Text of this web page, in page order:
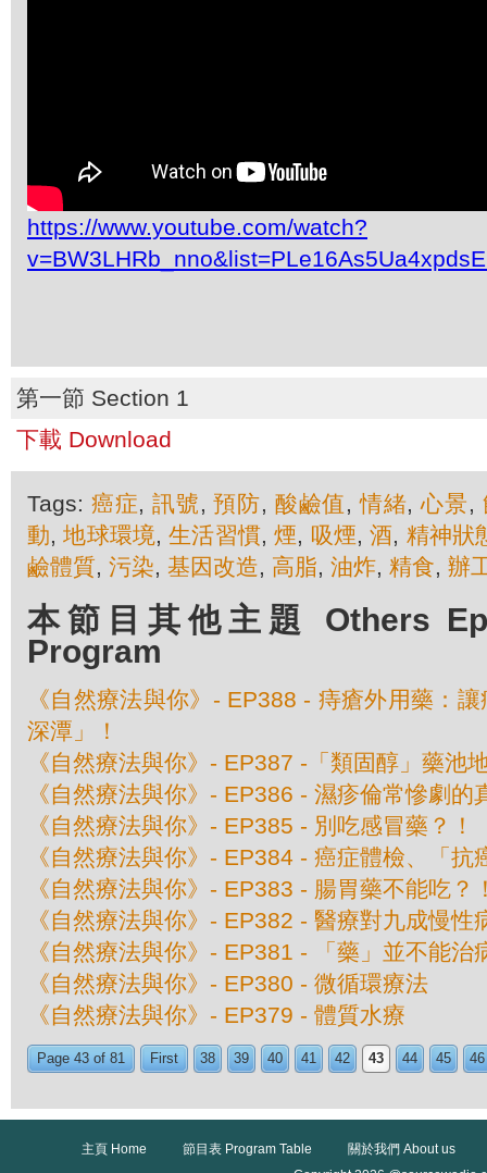
https://www.youtube.com/watch?
第一節 Section 1
下載 Download
Tags: 癌症,訊號,預防, 酸鹼值,情緒,心景,
動,地球環境,生活習慣,煙, 吸煙,酒, 精神狀
鹼體質, 污染, 基因改造, 高脂, 油炸, 精食, 辦
本節目其他主題 Others
Program
《自然療法與你》- EP388 - 痔瘡外用藥：
深潭」！
《自然療法與你》- EP387 -「類固醇」藥池
《自然療法與你》- EP386 - 濕疹倫常慘劇的
《自然療法與你》- EP385 - 別吃感冒藥？！
《自然療法與你》- EP384 - 癌症體檢、「
《自然療法與你》- EP383 - 腸胃藥不能吃？
《自然療法與你》- EP382 - 醫療對九成慢性
《自然療法與你》- EP381 - 「藥」並不能治
《自然療法與你》- EP380 - 微循環療法
《自然療法與你》- EP379 - 體質水療
Page 43 of 81 First 38 39 40 41 42 43 44 45 46
主頁 Home 節目表 Program Table
關於我們 About us